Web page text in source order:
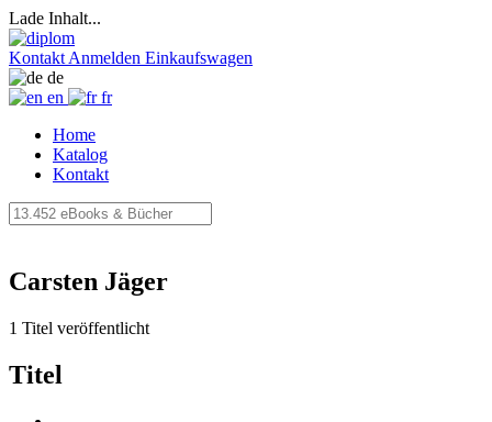
Lade Inhalt...
Kontakt Anmelden Einkaufswagen
de
en
fr
Home
Katalog
Kontakt
Carsten Jäger
1 Titel veröffentlicht
Titel